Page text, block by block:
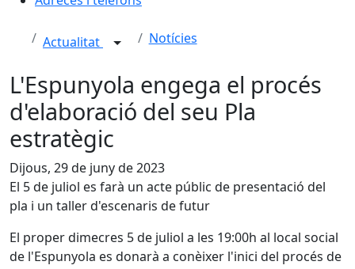
Actualitat Notícies
L'Espunyola engega el procés
d'elaboració del seu Pla
estratègic
Dijous, 29 de juny de 2023
El 5 de juliol es farà un acte públic de presentació del
pla i un taller d'escenaris de futur
El proper dimecres 5 de juliol a les 19:00h al local social
de l'Espunyola es donarà a conèixer l'inici del procés de